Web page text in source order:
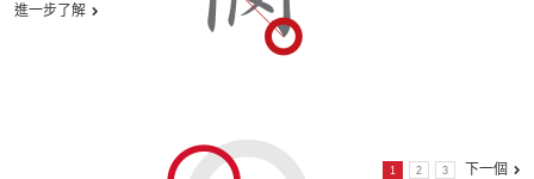
進一步了解
1 2 3 下一個